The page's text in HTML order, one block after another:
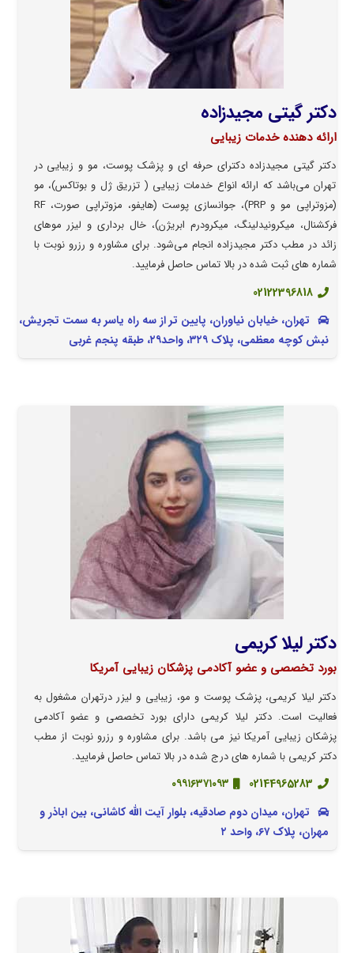
دکتر گیتی مجیدزاده
ارائه دهنده خدمات زیبایی
دکتر گیتی مجیدزاده دکترای حرفه ای و پزشک پوست، مو و زیبایی در
تهران می‌باشد که ارائه انواع خدمات زیبایی ( تزریق ژل و بوتاکس)، مو
(مزوتراپی مو و PRP)، جوانسازی پوست (هایفو، مزوتراپی صورت، RF
فرکشنال، میکرونیدلینگ، میکرودرم ابریژن)، خال برداری و لیزر موهای
زائد در مطب دکتر مجیدزاده انجام می‌شود. برای مشاوره و رزرو نوبت با
شماره های ثبت شده در بالا تماس حاصل فرمایید.
02122396818
تهران، خیابان نیاوران، پایین تر از سه راه یاسر به سمت تجریش،
نبش کوچه معظمی، پلاک ۳۲۹، واحد۲۹، طبقه پنجم غربی
دکتر لیلا کریمی
بورد تخصصی و عضو آکادمی پزشکان زیبایی آمریکا
دکتر لیلا کریمی، پزشک پوست و مو، زیبایی و لیزر درتهران مشغول به
فعالیت است. دکتر لیلا کریمی دارای بورد تخصصی و عضو آکادمی
پزشکان زیبایی آمریکا نیز می باشد. برای مشاوره و رزرو نوبت از مطب
دکتر کریمی با شماره های درج شده در بالا تماس حاصل فرمایید.
02144965283
۰۹۹۱۶۳۷۱۰۹۳
تهران، میدان دوم صادقیه، بلوار آیت الله کاشانی، بین اباذر و
مهران، پلاک ۶۷، واحد ۲